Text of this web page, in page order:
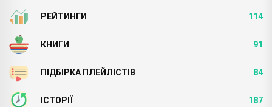
РЕЙТИНГИ 114
КНИГИ 91
ПІДБІРКА ПЛЕЙЛІСТІВ 84
ІСТОРІЇ 187